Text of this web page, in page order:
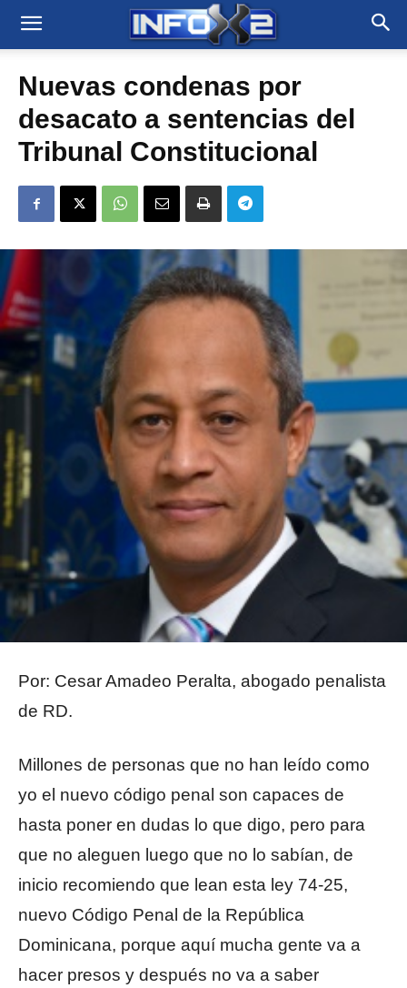
Nuevas condenas por
desacato a sentencias del
Tribunal Constitucional
Por: Cesar Amadeo Peralta, abogado penalista
de RD.
Millones de personas que no han leído como
yo el nuevo código penal son capaces de
hasta poner en dudas lo que digo, pero para
que no aleguen luego que no lo sabían, de
inicio recomiendo que lean esta ley 74-25,
nuevo Código Penal de la República
Dominicana, porque aquí mucha gente va a
hacer presos y después no va a saber